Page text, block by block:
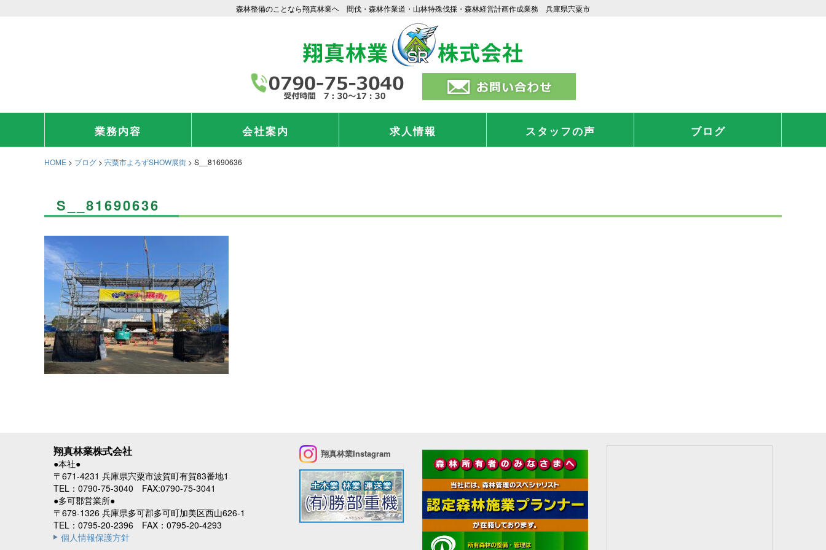
森林整備のことなら翔真林業ヘ 間伐・森林作業道・山林特殊伐採・森林経営計画作成業務 兵庫県宍粟市
業務内容 会社案内 求人情報 スタッフの声 ブログ
HOME > ブログ > 宍粟市よろずSHOW展街 > S__81690636
S__81690636
翔真林業株式会社
●本社●
〒671-4231 兵庫県宍粟市波賀町有賀83番地1
TEL：0790-75-3040 FAX:0790-75-3041
●多可郡営業所●
〒679-1326 兵庫県多可郡多可町加美区西山626-1
TEL：0795-20-2396 FAX：0795-20-4293
個人情報保護方針
翔真林業Instagram